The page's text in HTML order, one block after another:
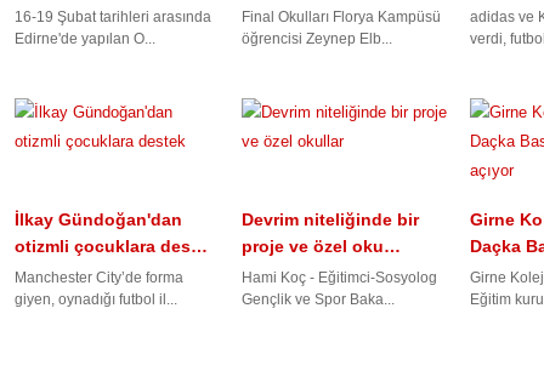
16-19 Şubat tarihleri arasında
Edirne'de yapılan O...
Final Okulları Florya Kampüsü
öğrencisi Zeynep Elb...
adidas ve
verdi,
İlkay Gündoğan'dan
otizmli çocuklara des…
Manchester City’de forma
giyen, oynadığı futbol il...
Devrim niteliğinde bir
proje ve özel oku…
Hami Koç - Eğitimci-Sosyolog
Gençlik ve Spor Baka...
Girne
Daçka
Girne
Eğitim